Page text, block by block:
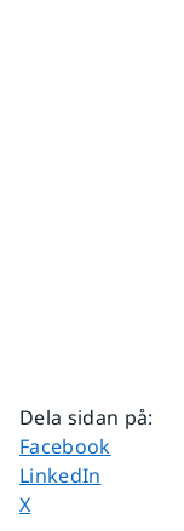
Dela sidan på:
Dela sidan på
Facebook
Dela sidan på
LinkedIn
Dela sidan på
X